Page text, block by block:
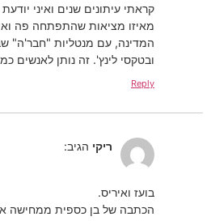
קראתי עיתונים שנים ואיני
מאיזו מציאות שהתפתחה פה
המדינה, עם מנטליות "חבר'ה"
ובטקסי לינץ'. זה נותן לאנשים
Reply
ריקי הגיב:
בועז ואיריס.
הכתבה של בן כספית ממחישה